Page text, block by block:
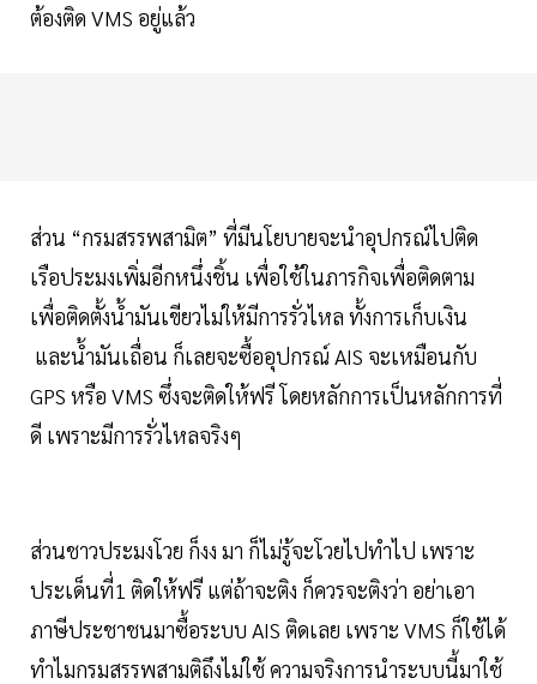
ต้องติด VMS อยู่แล้ว
ส่วน “กรมสรรพสามิต” ที่มีนโยบายจะนำอุปกรณ์ไปติด
เรือประมงเพิ่มอีกหนึ่งชิ้น เพื่อใช้ในภารกิจเพื่อติดตาม
เพื่อติดตั้งน้ำมันเขียวไม่ให้มีการรั่วไหล ทั้งการเก็บเงิน
และน้ำมันเถื่อน ก็เลยจะซื้ออุปกรณ์ AIS จะเหมือนกับ
GPS หรือ VMS ซึ่งจะติดให้ฟรี โดยหลักการเป็นหลักการที่
ดี เพราะมีการรั่วไหลจริงๆ
ส่วนชาวประมงโวย ก็งง มา ก็ไม่รู้จะโวยไปทำไป เพราะ
ประเด็นที่1 ติดให้ฟรี แต่ถ้าจะติง ก็ควรจะติงว่า อย่าเอา
ภาษีประชาชนมาซื้อระบบ AIS ติดเลย เพราะ VMS ก็ใช้ได้
ทำไมกรมสรรพสามติถึงไม่ใช้ ความจริงการนำระบบนี้มาใช้